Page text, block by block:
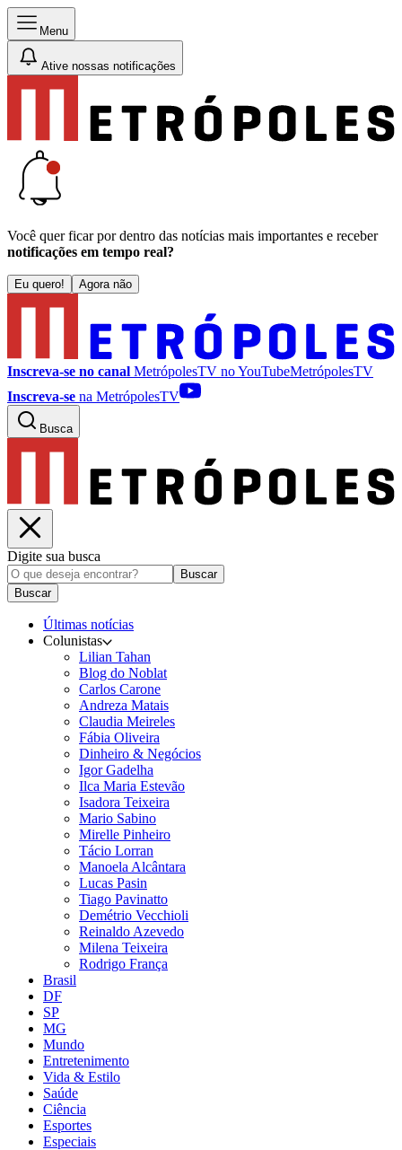
Menu
Ative nossas notificações
Você quer ficar por dentro das notícias mais importantes e receber
notificações em tempo real?
Eu quero! Agora não
Inscreva-se no canal MetrópolesTV noYouTubeMetrópolesTV
Inscreva-se na MetrópolesTV
Busca
Digite sua busca
Buscar
Buscar
Últimas notícias
Colunistas
Lilian Tahan
Blog do Noblat
Carlos Carone
Andreza Matais
Claudia Meireles
Fábia Oliveira
Dinheiro & Negócios
Igor Gadelha
Ilca Maria Estevão
Isadora Teixeira
Mario Sabino
Mirelle Pinheiro
Tácio Lorran
Manoela Alcântara
Lucas Pasin
Tiago Pavinatto
Demétrio Vecchioli
Reinaldo Azevedo
Milena Teixeira
Rodrigo França
Brasil
DF
SP
MG
Mundo
Entretenimento
Vida & Estilo
Saúde
Ciência
Esportes
Especiais